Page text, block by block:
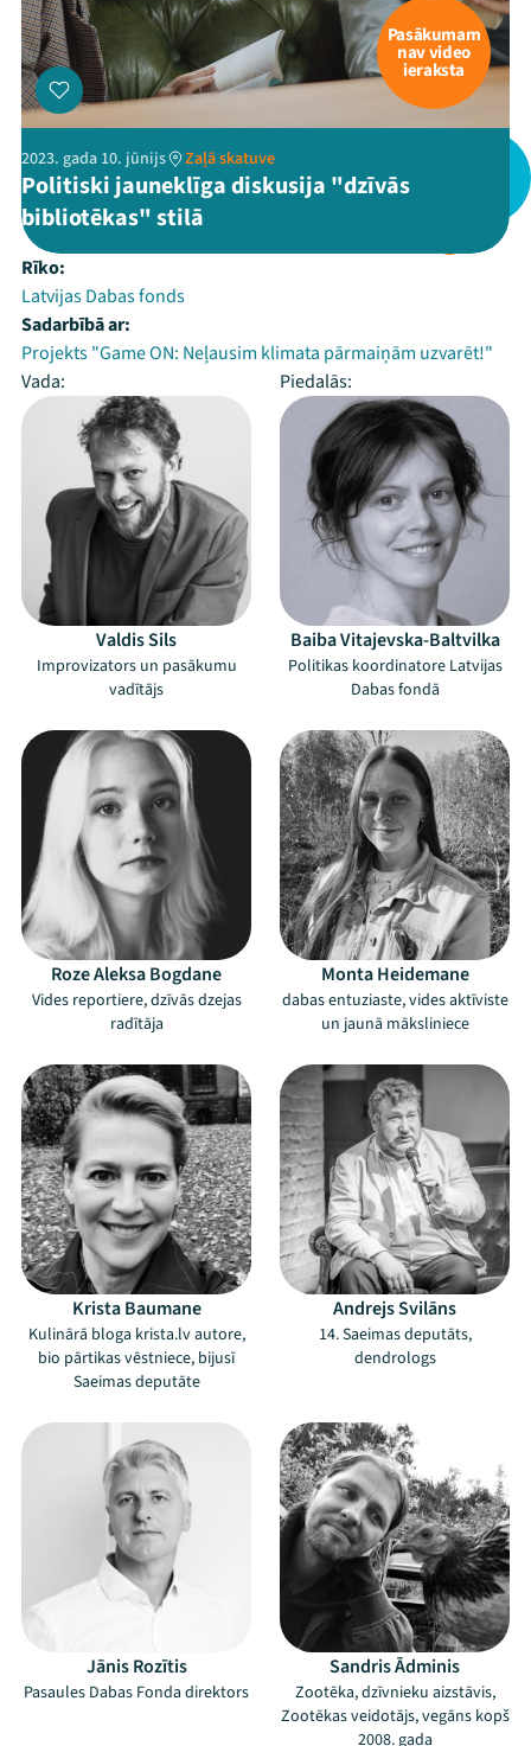
Mana programma
Festivāls
Pasākumam
nav video
ieraksta
2023. gada 10. jūnijs Zaļā skatuve
Politiski jauneklīga diskusija "dzīvās
bibliotēkas" stilā
Rīko:
Latvijas Dabas fonds
Sadarbībā ar:
Projekts "Game ON: Neļausim klimata pārmaiņām uzvarēt!"
Vada:
Piedalās:
Valdis Sils
Improvizators un pasākumu
vadītājs
Baiba Vitajevska-Baltvilka
Politikas koordinatore Latvijas
Dabas fondā
Roze Aleksa Bogdane
Vides reportiere, dzīvās dzejas
radītāja
Monta Heidemane
dabas entuziaste, vides aktīviste
un jaunā māksliniece
Krista Baumane
Kulinārā bloga krista.lv autore,
bio pārtikas vēstniece, bijusī
Saeimas deputāte
Andrejs Svilāns
14. Saeimas deputāts,
dendrologs
Jānis Rozītis
Pasaules Dabas Fonda direktors
Sandris Ādminis
Zootēka, dzīvnieku aizstāvis,
Zootēkas veidotājs, vegāns kopš
2008. gada